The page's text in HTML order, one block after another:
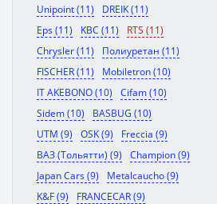
Unipoint (11)
DREIK (11)
Eps (11)
KBC (11)
RTS (11)
Chrysler (11)
Полиуретан (11)
FISCHER (11)
Mobiletron (10)
IT AKEBONO (10)
Cifam (10)
Sidem (10)
BASBUG (10)
UTM (9)
OSK (9)
Freccia (9)
ВАЗ (Тольятти) (9)
Champion (9)
Japan Cars (9)
Metalcaucho (9)
K&F (9)
FRANCECAR (9)